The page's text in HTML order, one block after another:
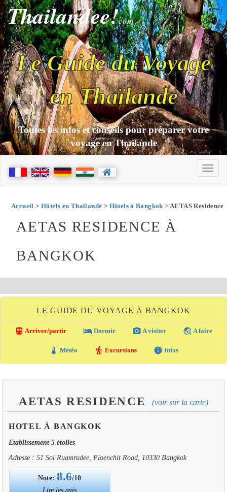
Thailandee!com
Le Guide du Voyage
en Thaïlande
Toutes les infos et conseils pour préparer votre
voyage en Thaïlande
Accueil > Hôtels en Thaïlande > Hôtels à Bangkok > AETAS Residence
AETAS RESIDENCE À
BANGKOK
LE GUIDE DU VOYAGE À BANGKOK
directions_transit Arriver/partir local_hotel Dormir photo_camera A visiter travel_explore A faire
thermostat Météo hiking Excursions info Infos
AETAS RESIDENCE (voir sur la carte)
HOTEL À BANGKOK
Etablissement 5 étoiles
Adresse : 51 Soi Ruamrudee, Ploenchit Road, 10330 Bangkok
Note:8.6/10
Lire les avis